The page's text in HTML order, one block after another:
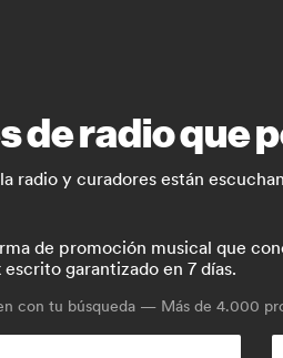
de radio que
radio y curadores están
de promoción musical que
garantizado en 7 días.
con tu búsqueda — Más de 4.000